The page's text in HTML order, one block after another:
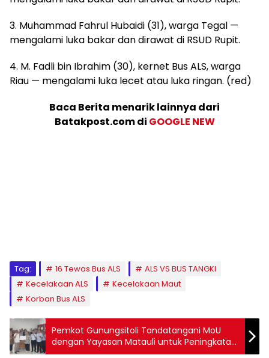
3. Muhammad Fahrul Hubaidi (31), warga Tegal —
mengalami luka bakar dan dirawat di RSUD Rupit.
4. M. Fadli bin Ibrahim (30), kernet Bus ALS, warga
Riau — mengalami luka lecet atau luka ringan. (red)
Baca Berita menarik lainnya dari
Batakpost.com di GOOGLE NEW
Tag: 16 Tewas Bus ALS
ALS VS BUS TANGKI
Kecelakaan ALS
Kecelakaan Maut
Korban Bus ALS
Pemkot Gunungsitoli Tandatangani MoU
dengan Yayasan Matauli untuk Peningkatan
Mutu Pendidikan